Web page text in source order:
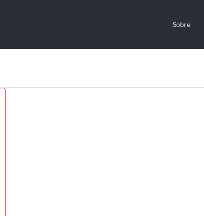
Sobre